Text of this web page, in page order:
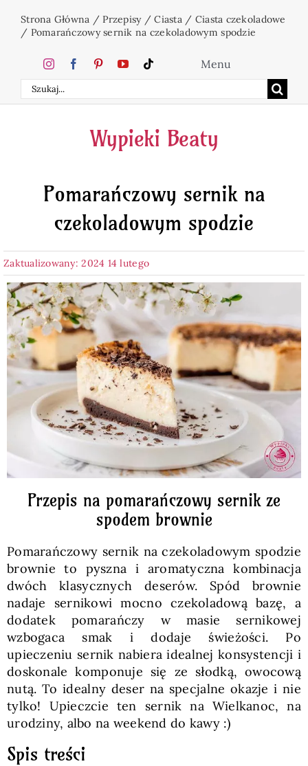
zawartości
Strona Główna /Przepisy/Ciasta/ Ciasta czekoladowe
/ Pomarańczowy sernik na czekoladowym spodzie
Szukaj
Menu
Home
Ciasta
Desery
Napoje
Pieczywo
Przetwory
Posiłki
Zdrowo i fit
Kuchnie świata
SKLEP
Polski
Wypieki Beaty
Pomarańczowy sernik na
czekoladowym spodzie
Zaktualizowany: 2024 14 lutego
Przepis na pomarańczowy sernik ze
spodem brownie
Pomarańczowy sernik na czekoladowym spodzie
brownie to pyszna i aromatyczna kombinacja
dwóch klasycznych deserów. Spód brownie
nadaje sernikowi mocno czekoladową bazę, a
dodatek pomarańczy w masie sernikowej
wzbogaca smak i dodaje świeżości. Po
upieczeniu sernik nabiera idealnej konsystencji i
doskonale komponuje się ze słodką, owocową
nutą. To idealny deser na specjalne okazje i nie
tylko! Upieczcie ten sernik na Wielkanoc, na
urodziny, albo na weekend do kawy :)
Spis treści